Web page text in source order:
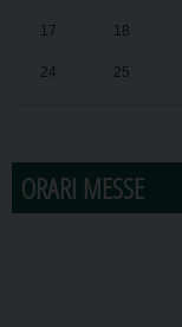
17 18
24 25
ORARI MESSE